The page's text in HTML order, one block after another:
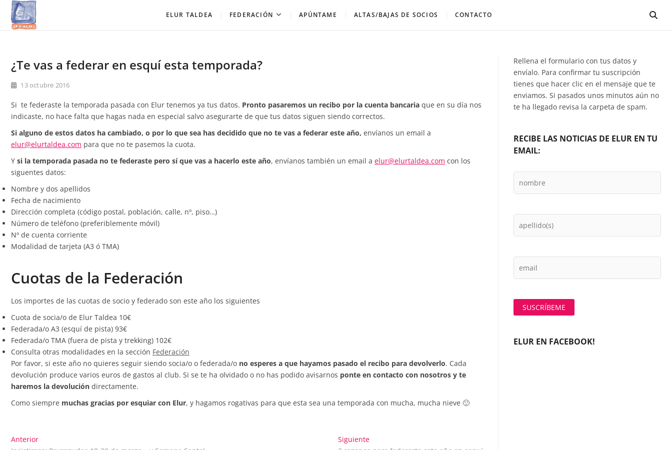
Saltar
contenido
ELUR TALDEA FEDERACIÓN APÚNTAME ALTAS/BAJAS DE SOCIOS CONTACTO
¿Te vas a federar en esquí esta temporada?
13 octubre 2016
Si te federaste la temporada pasada con Elur tenemos ya tus datos. Pronto pasaremos un recibo por la cuenta bancaria que en su día nos
indicaste, no hace falta que hagas nada en especial salvo asegurarte de que tus datos siguen siendo correctos.
Si alguno de estos datos ha cambiado, o por lo que sea has decidido que no te vas a federar este año, envíanos un email a
elur@elurtaldea.com para que no te pasemos la cuota.
Y si la temporada pasada no te federaste pero sí que vas a hacerlo este año, envíanos también un email a elur@elurtaldea.com con los
siguentes datos:
Nombre y dos apellidos
Fecha de nacimiento
Dirección completa (código postal, población, calle, nº, piso…)
Número de teléfono (preferiblemente móvil)
Nº de cuenta corriente
Modalidad de tarjeta (A3 ó TMA)
Cuotas de la Federación
Los importes de las cuotas de socio y federado son este año los siguientes
Cuota de socia/o de Elur Taldea 10€
Federada/o A3 (esquí de pista) 93€
Federada/o TMA (fuera de pista y trekking) 102€
Consulta otras modalidades en la sección Federación
Por favor, si este año no quieres seguir siendo socia/o o federada/o no esperes a que hayamos pasado el recibo para devolverlo. Cada
devolución produce varios euros de gastos al club. Si se te ha olvidado o no has podido avisarnos ponte en contacto con nosotros y te
haremos la devolución directamente.
Como siempre muchas gracias por esquiar con Elur, y hagamos rogativas para que esta sea una temporada con mucha, mucha nieve 🙂
Navegación
AnteriorEntrada
SiguienteEntrada
Rellena el formulario con tus datos y
envíalo. Para confirmar tu suscripción
tienes que hacer clic en el mensaje que te
enviamos. Si pasados unos minutos aún no
te ha llegado revisa la carpeta de spam.
RECIBE LAS NOTICIAS DE ELUR EN TU
EMAIL:
ELUR EN FACEBOOK!